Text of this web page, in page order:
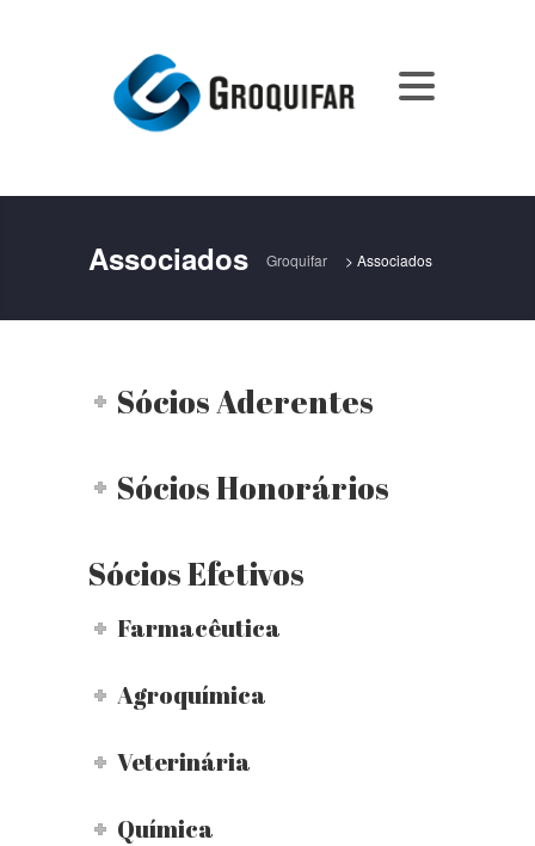
Associados Groquifar > Associados
Sócios Aderentes
Sócios Honorários
Sócios Efetivos
Farmacêutica
Agroquímica
Veterinária
Química